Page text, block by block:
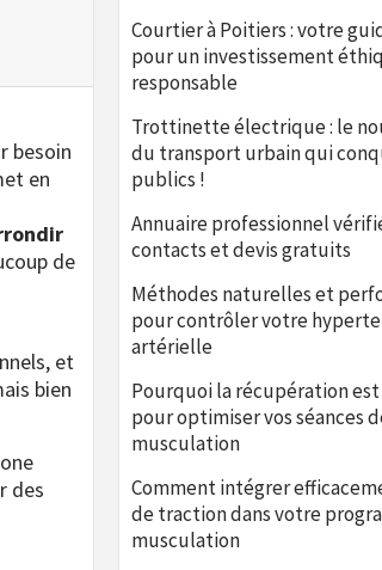
besoin
en
de
et
bien
des
Courtier à Poitiers : votre
pour un investissement
responsable
Trottinette électrique : le
du transport urbain qui
publics !
Annuaire professionnel
contacts et devis gratuits
Méthodes naturelles et
pour contrôler votre
artérielle
Pourquoi la récupération
pour optimiser vos séances
musculation
Comment intégrer
de traction dans votre
musculation